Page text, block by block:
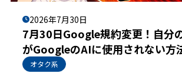
2026年7月30日
7月30日Google規約変更！自分
がGoogleのAIに使用されない方
オタク系